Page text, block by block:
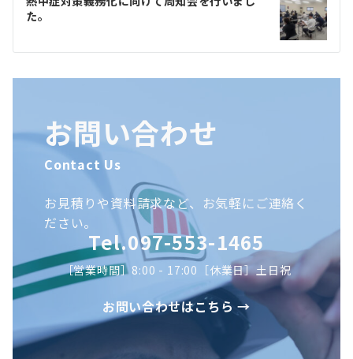
ー
シ
ョ
た。
お問い合わせ
Contact Us
お見積りや資料請求など、お気軽にご連絡く
ださい。
Tel.097-553-1465
［営業時間］8:00 - 17:00［休業日］土日祝
お問い合わせはこちら →